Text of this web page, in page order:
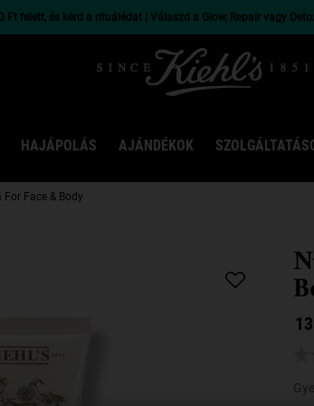
Ft felett, és kérd a rituálédat | Válaszd a Glow, Repair vagy
HAJÁPOLÁS AJÁNDÉKOK
Face & Body